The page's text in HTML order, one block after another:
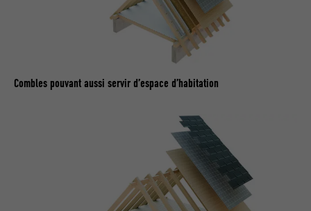
Combles pouvant aussi servir d’espace d’habitation
Google AdSense
UTILITÉ
Utilisé par Google AdSense pour tester
l'efficacité de la publicité sur les sites
_pinterest_ct_ua
Pinterest